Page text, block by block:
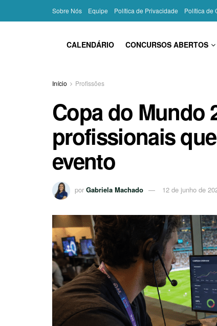
Sobre Nós Equipe Política de Privacidade Política de
CALENDÁRIO CONCURSOS ABERTOS
Início Profissões
Copa do Mundo
profissionais
evento
por Gabriela Machado 12 de junho de